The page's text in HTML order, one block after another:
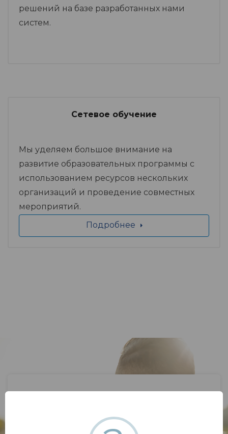
решений на базе разработанных нами
систем.
Сетевое обучение
Мы уделяем большое внимание на
развитие образовательных программы с
использованием ресурсов нескольких
организаций и проведение совместных
мероприятий.
Подробнее
напишите нам.